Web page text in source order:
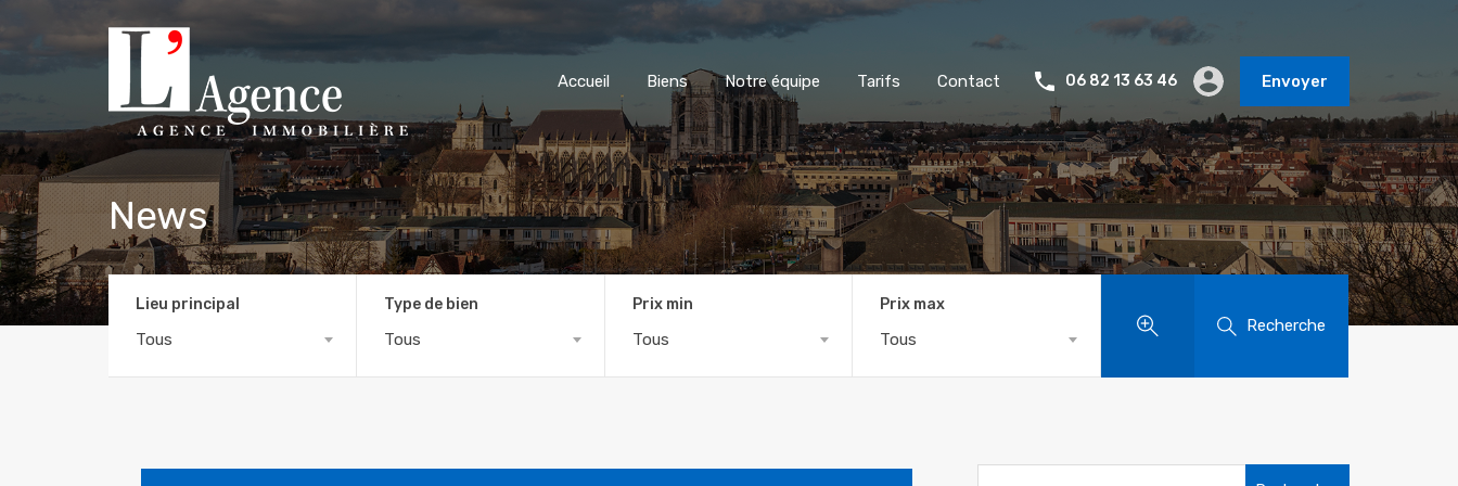
Accueil Biens Notre équipe Tarifs Contact 06 82 13 63 46 Envoyer
News
Lieu principal
Tous
Type de bien
Tous
Prix min
Tous
Prix max
Tous
Recherche